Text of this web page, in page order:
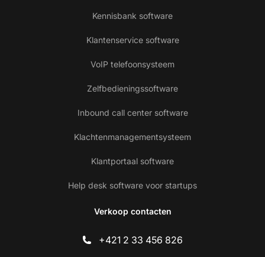
Kennisbank software
Klantenservice software
VoIP telefoonsysteem
Zelfbedieningssoftware
Inbound call center software
Klachtenmanagementsysteem
Klantportaal software
Help desk software voor startups
Verkoop contacten
+421 2 33 456 826